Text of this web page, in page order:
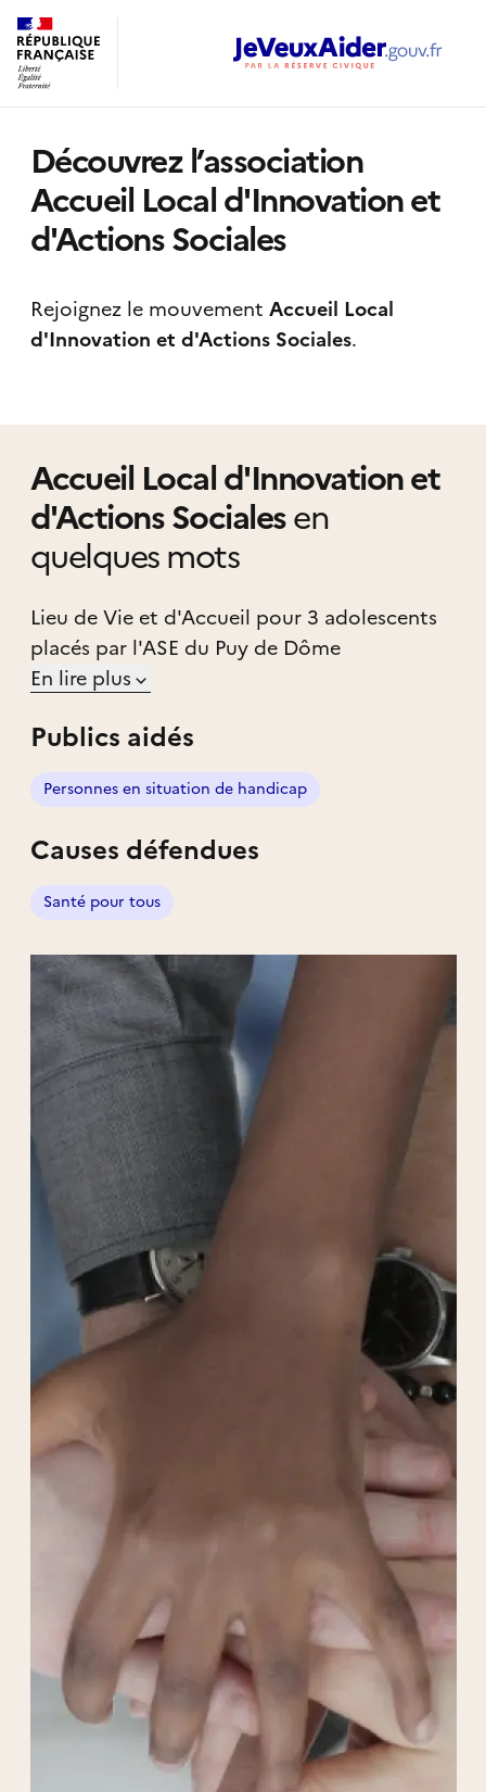
Découvrez l’association
Accueil Local d'Innovation et
d'Actions Sociales
Rejoignez le mouvement Accueil Local
d'Innovation et d'Actions Sociales.
Accueil Local d'Innovation et
d'Actions Socialesen
quelques mots
Lieu de Vie et d'Accueil pour 3 adolescents
placés par l'ASE du Puy de Dôme
En lire plus
Publics aidés
Personnes en situation de handicap
Causes défendues
Santé pour tous